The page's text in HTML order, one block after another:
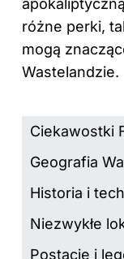
różne perki,
mogą
Wastelandzie.
Ciekawostki
Geografia
Historia i
Niezwykłe
Postacie i